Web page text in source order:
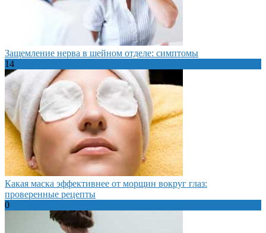
Защемление нерва в шейном отделе: симптомы
14
Какая маска эффективнее от морщин вокруг глаз:
проверенные рецепты
0